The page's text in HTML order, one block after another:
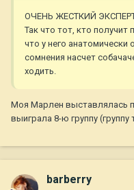
ОЧЕНЬ ЖЕСТКИЙ
Так что тот, кто получит
что у него анатомически
сомнения насчет
ходить.
Моя Марлен выставлялась
выиграла 8-ю группу
barberry